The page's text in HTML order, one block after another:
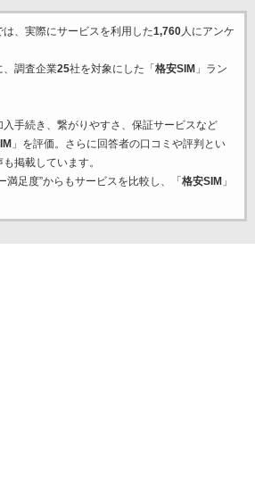
、実際にサービスを利用した1,760人にアンケ
、調査企業25社を対象にした「 格安SIM 」ラン
手続き、繋がりやすさ、保証サービスなど
」を評価。さらに回答者の口コミや評判とい
掲載しています。
満足度”からもサービスを比較し、「 格安SIM 」